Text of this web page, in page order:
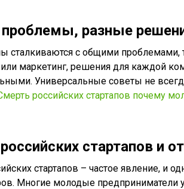
разные
сталкиваются с общими проблемами,
или маркетинг, решения для каждой
Универсальные советы не
российских стартапов почему
стартапов и
стартапов – частое явление, и
Многие молодые предприниматели